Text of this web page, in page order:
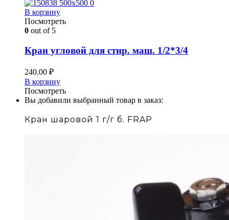
В корзину
Посмотреть
0 out of 5
Кран угловой для стир. маш. 1/2*3/4
240.00 ₽
В корзину
Посмотреть
Вы добавили выбранный товар в заказ:
Кран шаровой 1 г/г б. FRAP